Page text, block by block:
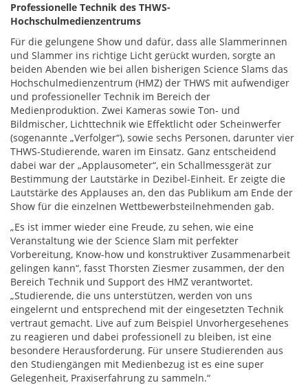
Professionelle Technik des THWS-
Hochschulmedienzentrums
Für die gelungene Show und dafür, dass alle Slammerinnen
und Slammer ins richtige Licht gerückt wurden, sorgte an
beiden Abenden wie bei allen bisherigen Science Slams das
Hochschulmedienzentrum (HMZ) der THWS mit aufwendiger
und professioneller Technik im Bereich der
Medienproduktion. Zwei Kameras sowie Ton- und
Bildmischer, Lichttechnik wie Effektlicht oder Scheinwerfer
(sogenannte „Verfolger“), sowie sechs Personen, darunter vier
THWS-Studierende, waren im Einsatz. Ganz entscheidend
dabei war der „Applausometer“, ein Schallmessgerät zur
Bestimmung der Lautstärke in Dezibel-Einheit. Er zeigte die
Lautstärke des Applauses an, den das Publikum am Ende der
Show für die einzelnen Wettbewerbsteilnehmenden gab.
„Es ist immer wieder eine Freude, zu sehen, wie eine
Veranstaltung wie der Science Slam mit perfekter
Vorbereitung, Know-how und konstruktiver Zusammenarbeit
gelingen kann“, fasst Thorsten Ziesmer zusammen, der den
Bereich Technik und Support des HMZ verantwortet.
„Studierende, die uns unterstützen, werden von uns
eingelernt und entsprechend mit der eingesetzten Technik
vertraut gemacht. Live auf zum Beispiel Unvorhergesehenes
zu reagieren und dabei professionell zu bleiben, ist eine
besondere Herausforderung. Für unsere Studierenden aus
den Studiengängen mit Medienbezug ist es eine super
Gelegenheit, Praxiserfahrung zu sammeln.“